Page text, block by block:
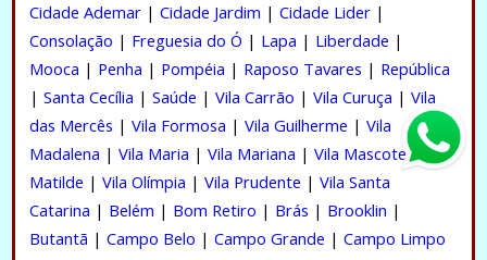
Cidade Ademar| Cidade Jardim | Cidade Lider|
Consolação | Freguesia do Ó | Lapa | Liberdade |
Mooca | Penha | Pompéia | Raposo Tavares | República
| Santa Cecília | Saúde | Vila Carrão | Vila Curuça | Vila
das Mercês | Vila Formosa | Vila Guilherme | Vila
Madalena | Vila Maria | Vila Mariana | Vila Mascote| Vila
Matilde | Vila Olímpia | Vila Prudente | Vila Santa
Catarina | Belém | Bom Retiro | Brás | Brooklin |
Butantã | Campo Belo | Campo Grande | Campo Limpo